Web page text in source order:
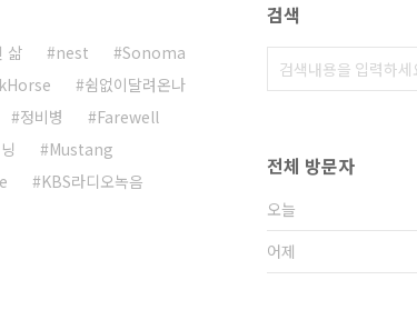
삶 nest
Sonoma
쉼없이달려온나
정비병
Farewell
Mustang
KBS라디오녹음
검색
전체 방문자
오늘
어제